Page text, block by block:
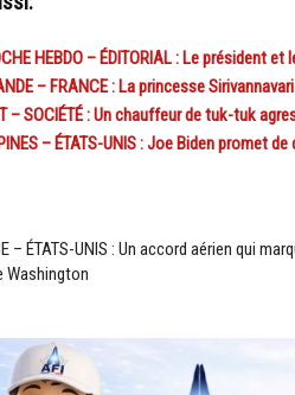
HEBDO – ÉDITORIAL : Le président et
– FRANCE : La princesse
– SOCIÉTÉ : Un chauffeur de tuk-tuk
– ÉTATS-UNIS : Joe Biden promet
– ÉTATS-UNIS : Un accord aérien qui
Washington